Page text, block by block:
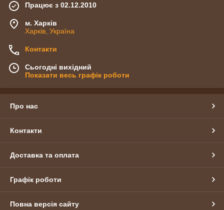
Працює з 02.12.2010
м. Харків
Харків, Україна
Контакти
Сьогодні вихідний
Показати весь графік роботи
Про нас
Контакти
Доставка та оплата
Графік роботи
Повна версія сайту